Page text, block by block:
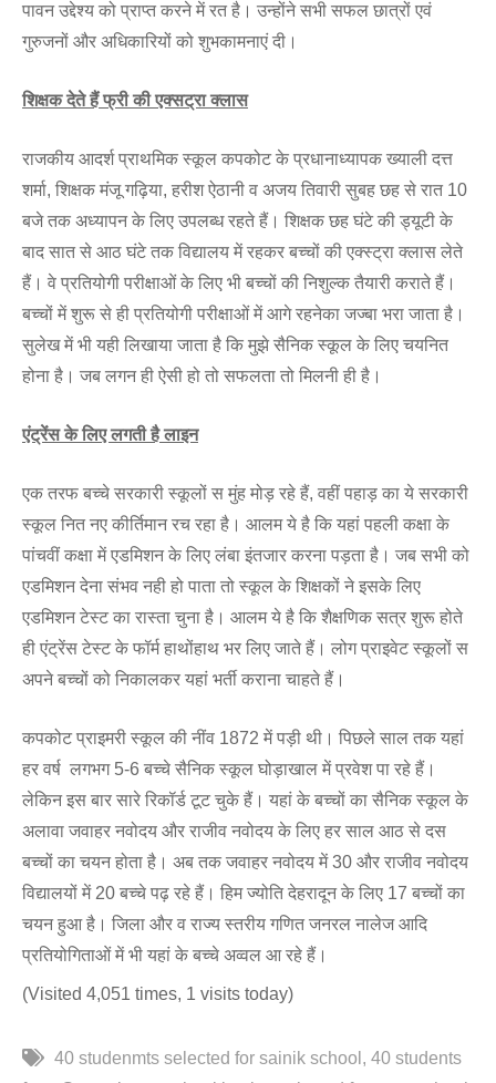
पावन उद्देश्य को प्राप्त करने में रत है। उन्होंने सभी सफल छात्रों एवं
गुरुजनों और अधिकारियों को शुभकामनाएं दी।
शिक्षक देते हैं फ्री की एक्सट्रा क्लास
राजकीय आदर्श प्राथमिक स्कूल कपकोट के प्रधानाध्यापक ख्याली दत्त
शर्मा, शिक्षक मंजू गढ़िया, हरीश ऐठानी व अजय तिवारी सुबह छह से रात 10
बजे तक अध्यापन के लिए उपलब्ध रहते हैं। शिक्षक छह घंटे की ड्यूटी के
बाद सात से आठ घंटे तक विद्यालय में रहकर बच्चों की एक्स्ट्रा क्लास लेते
हैं। वे प्रतियोगी परीक्षाओं के लिए भी बच्चों की निशुल्क तैयारी कराते हैं।
बच्चों में शुरू से ही प्रतियोगी परीक्षाओं में आगे रहनेका जज्बा भरा जाता है।
सुलेख में भी यही लिखाया जाता है कि मुझे सैनिक स्कूल के लिए चयनित
होना है। जब लगन ही ऐसी हो तो सफलता तो मिलनी ही है।
एंट्रेंस के लिए लगती है लाइन
एक तरफ बच्चे सरकारी स्कूलों स मुंह मोड़ रहे हैं, वहीं पहाड़ का ये सरकारी
स्कूल नित नए कीर्तिमान रच रहा है। आलम ये है कि यहां पहली कक्षा के
पांचवीं कक्षा में एडमिशन के लिए लंबा इंतजार करना पड़ता है। जब सभी को
एडमिशन देना संभव नही हो पाता तो स्कूल के शिक्षकों ने इसके लिए
एडमिशन टेस्ट का रास्ता चुना है। आलम ये है कि शैक्षणिक सत्र शुरू होते
ही एंट्रेंस टेस्ट के फॉर्म हाथोंहाथ भर लिए जाते हैं। लोग प्राइवेट स्कूलों स
अपने बच्चों को निकालकर यहां भर्ती कराना चाहते हैं।
कपकोट प्राइमरी स्कूल की नींव 1872 में पड़ी थी। पिछले साल तक यहां
हर वर्ष लगभग 5-6 बच्चे सैनिक स्कूल घोड़ाखाल में प्रवेश पा रहे हैं।
लेकिन इस बार सारे रिकॉर्ड टूट चुके हैं। यहां के बच्चों का सैनिक स्कूल के
अलावा जवाहर नवोदय और राजीव नवोदय के लिए हर साल आठ से दस
बच्चों का चयन होता है। अब तक जवाहर नवोदय में 30 और राजीव नवोदय
विद्यालयों में 20 बच्चे पढ़ रहे हैं। हिम ज्योति देहरादून के लिए 17 बच्चों का
चयन हुआ है। जिला और व राज्य स्तरीय गणित जनरल नालेज आदि
प्रतियोगिताओं में भी यहां के बच्चे अव्वल आ रहे हैं।
(Visited 4,051 times, 1 visits today)
40 studenmts selected for sainik school
40 students